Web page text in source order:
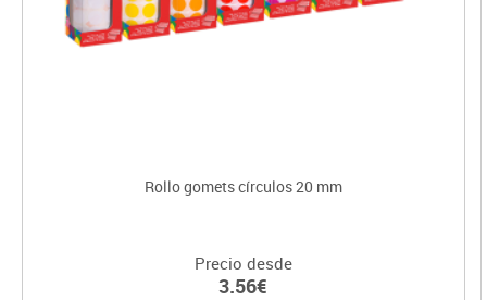
Rollo gomets círculos 20 mm
Precio desde
3.56€